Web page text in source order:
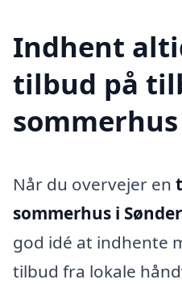
Indhent
tilbud på
Når du overvejer en
sommerhus i
god idé at indhente
tilbud fra lokale